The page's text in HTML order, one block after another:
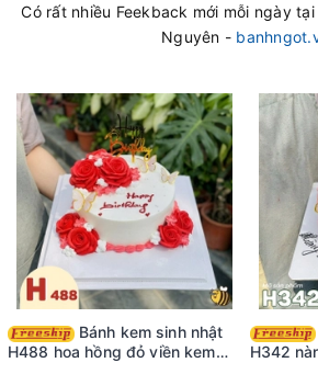
Có rất nhiều Feekback mới mỗi ngày
Nguyên -
Bánh kem sinh nhật
H488 hoa hồng đỏ viền kem
H342